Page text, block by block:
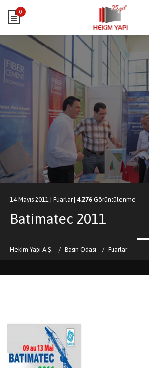
0
14 Mayıs 2011 | Fuarlar | 4.276 Görüntülenme
Batimatec 2011
Hekim Yapı A.Ş. Basın Odası Fuarlar